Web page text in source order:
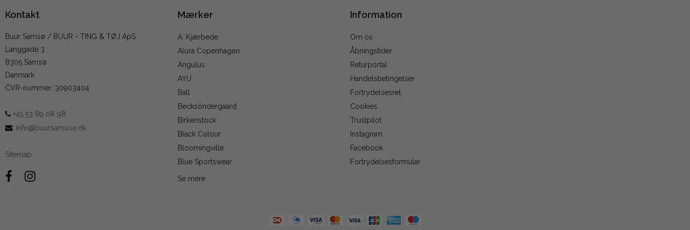
Kontakt
Buur Samsø / BUUR - TING & TØJ ApS
Langgade 3
8305 Samsø
Danmark
CVR-nummer: 30903404
+45 53 89 08 98
: info@buursamsoe.dk
Sitemap
Mærker
A. Kjærbede
Alura Copenhagen
Angulus
AYU
Ball
Becksöndergaard
Birkenstock
Black Colour
Bloomingville
Blue Sportswear
Se mere
Information
Om os
Åbningstider
Returportal
Handelsbetingelser
Fortrydelsesret
Cookies
Trustpilot
Instagram
Facebook
Fortrydelsesformular